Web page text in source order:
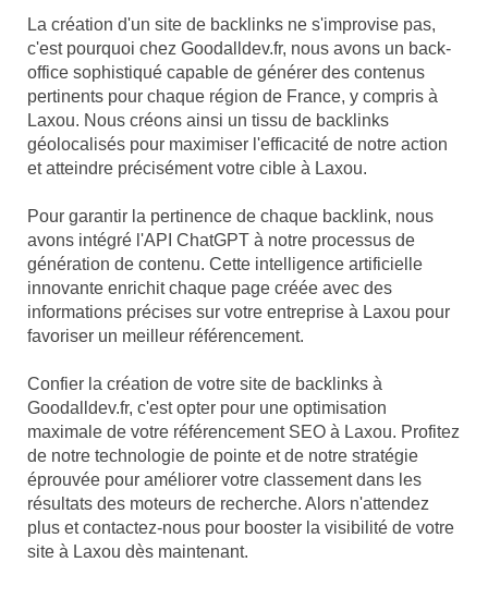
La création d'un site de backlinks ne s'improvise pas,
c'est pourquoi chez Goodalldev.fr, nous avons un back-
office sophistiqué capable de générer des contenus
pertinents pour chaque région de France, y compris à
Laxou. Nous créons ainsi un tissu de backlinks
géolocalisés pour maximiser l'efficacité de notre action
et atteindre précisément votre cible à Laxou.
Pour garantir la pertinence de chaque backlink, nous
avons intégré l'API ChatGPT à notre processus de
génération de contenu. Cette intelligence artificielle
innovante enrichit chaque page créée avec des
informations précises sur votre entreprise à Laxou pour
favoriser un meilleur référencement.
Confier la création de votre site de backlinks à
Goodalldev.fr, c'est opter pour une optimisation
maximale de votre référencement SEO à Laxou. Profitez
de notre technologie de pointe et de notre stratégie
éprouvée pour améliorer votre classement dans les
résultats des moteurs de recherche. Alors n'attendez
plus et contactez-nous pour booster la visibilité de votre
site à Laxou dès maintenant.